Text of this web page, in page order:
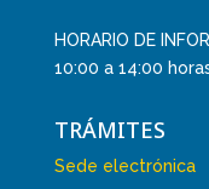
HORARIO DE
10:00 a 14:00
TRÁMITES
Sede electrónica